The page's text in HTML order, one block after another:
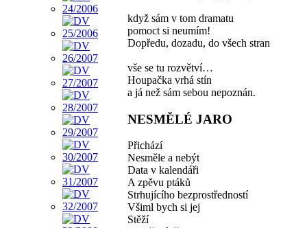
když sám v tom dramatu
pomoct si neumím!
Dopředu, dozadu, do všech stran
vše se tu rozvětví…
Houpačka vrhá stín
a já než sám sebou nepoznán.
NESMĚLÉ JARO
Přichází
Nesměle a nebýt
Data v kalendáři
A zpěvu ptáků
Strhujícího bezprostředností
Všiml bych si jej
Stěží